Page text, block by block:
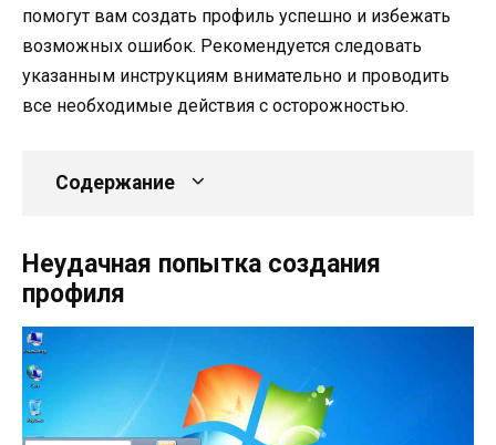
помогут вам создать профиль успешно и избежать
возможных ошибок. Рекомендуется следовать
указанным инструкциям внимательно и проводить
все необходимые действия с осторожностью.
Содержание
Неудачная попытка создания
профиля